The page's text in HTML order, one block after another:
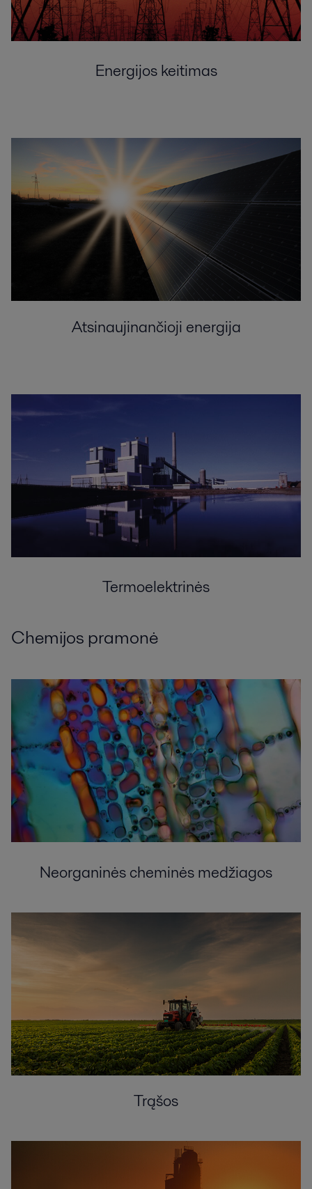
Energijos keitimas
Atsinaujinančioji energija
Termoelektrinės
Chemijos pramonė
Neorganinės cheminės medžiagos
Trąšos